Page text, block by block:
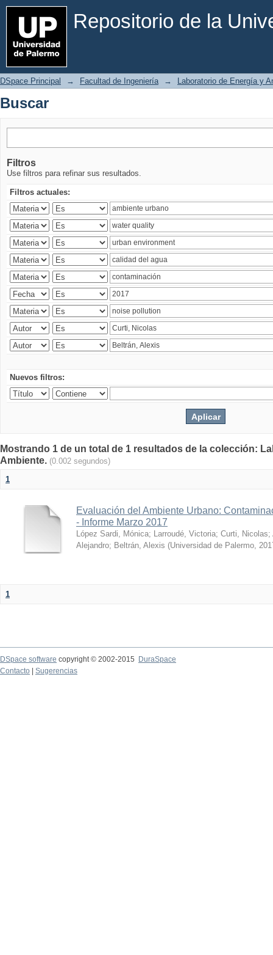
Repositorio de la
Buscar
DSpace Principal → Facultad de Ingeniería → Laboratorio de Energía y
Buscar
Filtros
Use filtros para refinar sus resultados.
Filtros actuales:
Nuevos filtros:
Mostrando 1 de un total de 1 resultados de la colección:
Ambiente. (0.002 segundos)
1
Evaluación del Ambiente Urbano:
- Informe Marzo 2017
López Sardi, Mónica; Larroudé, Victoria; Curti, Nicolas;
Alejandro; Beltrán, Alexis (Universidad de Palermo,
1
DSpace software copyright © 2002-2015
DuraSpace
Contacto
Sugerencias